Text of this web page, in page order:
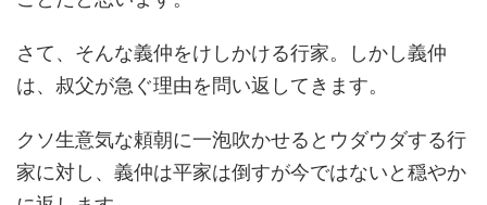
さて、そんな義仲をけしかける行家。しかし義仲
は、叔父が急ぐ理由を問い返してきます。
クソ生意気な頼朝に一泡吹かせるとウダウダする行
家に対し、義仲は平家は倒すが今ではないと穏やか